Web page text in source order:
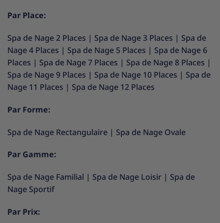
Par Place:
Spa de Nage 2 Places | Spa de Nage 3 Places | Spa de
Nage 4 Places | Spa de Nage 5 Places | Spa de Nage 6
Places | Spa de Nage 7 Places | Spa de Nage 8 Places |
Spa de Nage 9 Places | Spa de Nage 10 Places | Spa de
Nage 11 Places | Spa de Nage 12 Places
Par Forme:
Spa de Nage Rectangulaire | Spa de Nage Ovale
Par Gamme:
Spa de Nage Familial | Spa de Nage Loisir | Spa de
Nage Sportif
Par Prix: